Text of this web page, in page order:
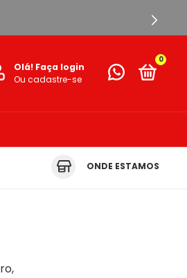
Olá! Faça login
Ou cadastre-se
0
ONDE ESTAMOS